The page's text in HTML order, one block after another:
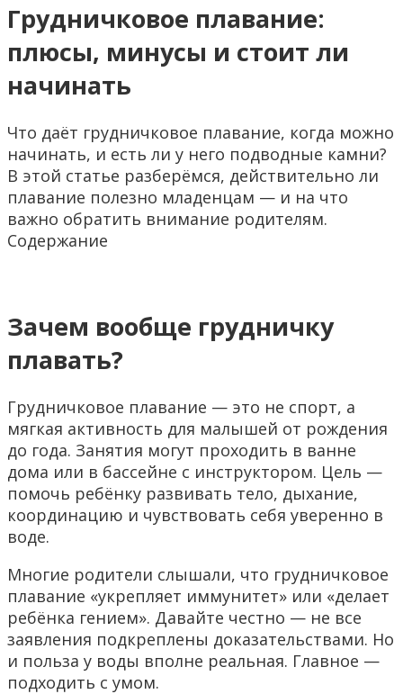
Грудничковое плавание:
плюсы, минусы и стоит ли
начинать
Что даёт грудничковое плавание, когда можно
начинать, и есть ли у него подводные камни?
В этой статье разберёмся, действительно ли
плавание полезно младенцам — и на что
важно обратить внимание родителям.
Содержание
Зачем вообще грудничку
плавать?
Грудничковое плавание — это не спорт, а
мягкая активность для малышей от рождения
до года. Занятия могут проходить в ванне
дома или в бассейне с инструктором. Цель —
помочь ребёнку развивать тело, дыхание,
координацию и чувствовать себя уверенно в
воде.
Многие родители слышали, что грудничковое
плавание «укрепляет иммунитет» или «делает
ребёнка гением». Давайте честно — не все
заявления подкреплены доказательствами. Но
и польза у воды вполне реальная. Главное —
подходить с умом.